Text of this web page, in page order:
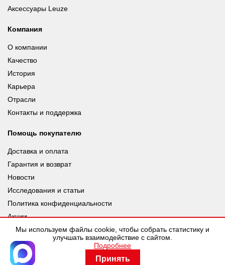
Аксессуары Leuze
Компания
О компании
Качество
История
Карьера
Отрасли
Контакты и поддержка
Помощь покупателю
Доставка и оплата
Гарантия и возврат
Новости
Исследования и статьи
Политика конфиденциальности
Акции
© leuze.ru [LEUZE RUS], 2026 |Разработка SDev
Мы используем файлы cookie, чтобы собрать статистику и
улучшать взаимодействие с сайтом.
Подробнее
Принять